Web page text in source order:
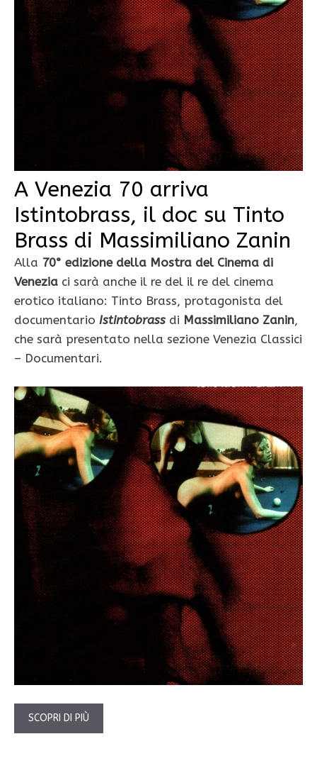
A Venezia 70 arriva
Istintobrass, il doc su Tinto
Brass di Massimiliano Zanin
Alla 70° edizione della Mostra del Cinema di
Venezia ci sarà anche il re del il re del cinema
erotico italiano: Tinto Brass, protagonista del
documentario Istintobrass di Massimiliano Zanin,
che sarà presentato nella sezione Venezia Classici
– Documentari.
SCOPRI DI PIÙ